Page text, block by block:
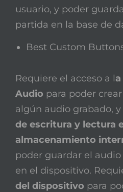
usuario, y poder
partida en la base de
Best Custom
Requiere el acceso a l
Audio para poder
algún audio grabado,
de escritura y lectura
almacenamiento
poder guardar el
en el dispositivo.
del dispositivo para